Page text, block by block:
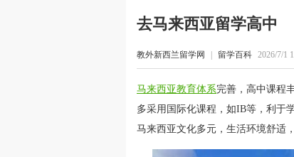
去马来西亚留学高中
教外新西兰留学网 留学百科 2026/7/1
马来西亚教育体系完善，高中课程
多采用国际化课程，如IB等，利于
马来西亚文化多元，生活环境舒适